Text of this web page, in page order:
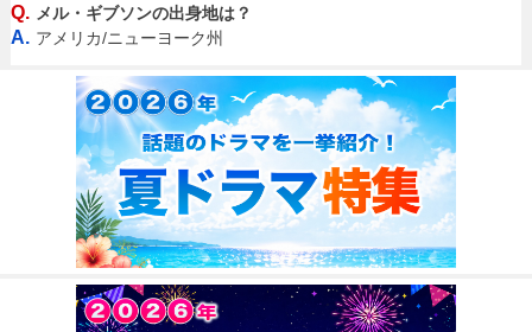
Q. メル・ギブソンの出身地は？
A. アメリカ/ニューヨーク州